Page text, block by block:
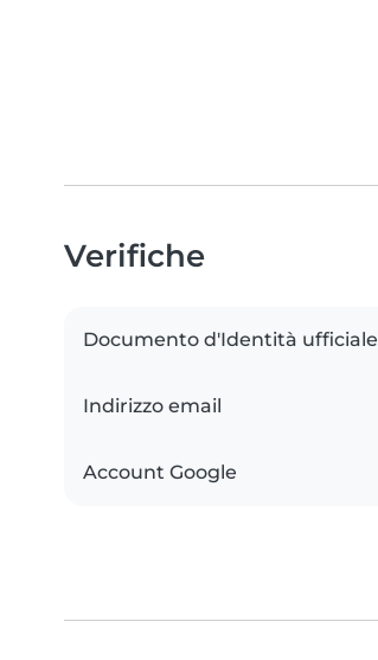
Verifiche
Documento d'Identità ufficiale
Indirizzo email
Account Google